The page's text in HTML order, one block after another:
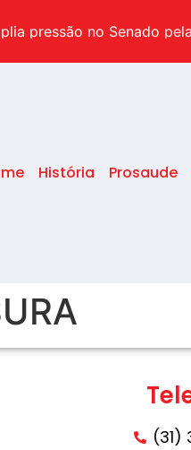
dúvidas sobre o tema
pressão no Senado
após o STF decidir
História Prosaude
(31)